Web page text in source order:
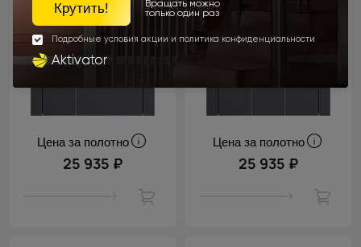
Цена за полотно
25 935 ₽
Цена за полотно
25 935 ₽